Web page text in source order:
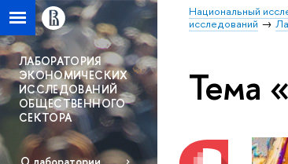
Национальный
исследований
ЛАБОРАТОРИЯ
ЭКОНОМИЧЕСКИХ
ИССЛЕДОВАНИЙ
ОБЩЕСТВЕННОГО
СЕКТОРА
Тема